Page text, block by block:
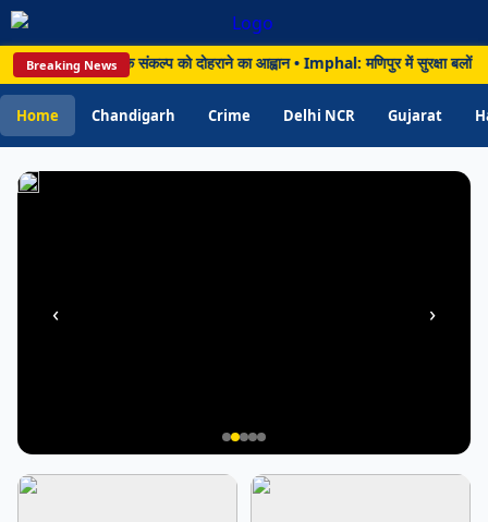
Breaking News
विकसित भारत के संकल्प को दोहराने का आह्वान • Imphal: मणिपुर में सुरक्षा
Home Chandigarh Crime Delhi NCR Gujarat
‹ ›
810
लीटर
अवैध
शराब
बरामद